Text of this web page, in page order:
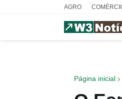
AGRO
Página inicial